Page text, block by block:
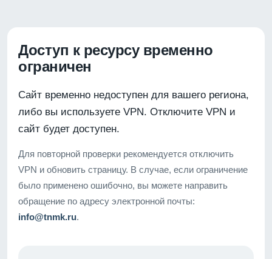
Доступ к ресурсу временно
ограничен
Сайт временно недоступен для вашего региона,
либо вы используете VPN. Отключите VPN и
сайт будет доступен.
Для повторной проверки рекомендуется отключить
VPN и обновить страницу. В случае, если ограничение
было применено ошибочно, вы можете направить
обращение по адресу электронной почты:
info@tnmk.ru.